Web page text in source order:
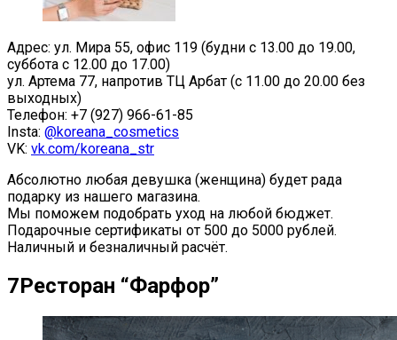
Адрес: ул. Мира 55, офис 119 (будни с 13.00 до 19.00,
суббота с 12.00 до 17.00)
ул. Артема 77, напротив ТЦ Арбат (с 11.00 до 20.00 без
выходных)
Телефон: +7 (927) 966-61-85
Insta: @koreana_cosmetics
VK: vk.com/koreana_str
Абсолютно любая девушка (женщина) будет рада
подарку из нашего магазина.
Мы поможем подобрать уход на любой бюджет.
Подарочные сертификаты от 500 до 5000 рублей.
Наличный и безналичный расчёт.
7Ресторан “Фарфор”